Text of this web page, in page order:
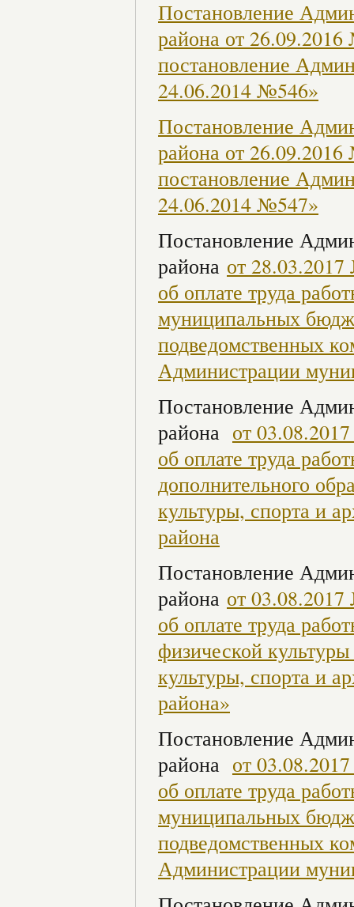
Постановление
района от
постановление
24.06.2014 №546»
Постановление
района от
постановление
24.06.2014 №547»
Постановление
района от
об оплате труда
муниципальных
подведомственных
Администрации
Постановление
района от
об оплате труда
дополнительного
культуры, спорта и
района
Постановление
района от
об оплате труда
физической
культуры, спорта и
района»
Постановление
района от
об оплате труда
муниципальных
подведомственных
Администрации